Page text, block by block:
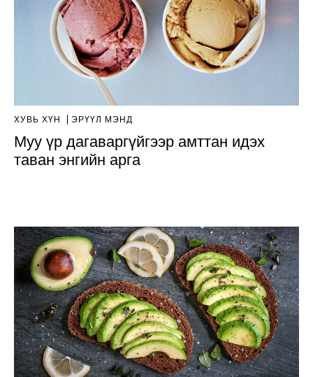
ХУВЬ ХҮН ЭРҮҮЛ МЭНД
Муу үр дагаваргүйгээр амттан идэх
таван энгийн арга